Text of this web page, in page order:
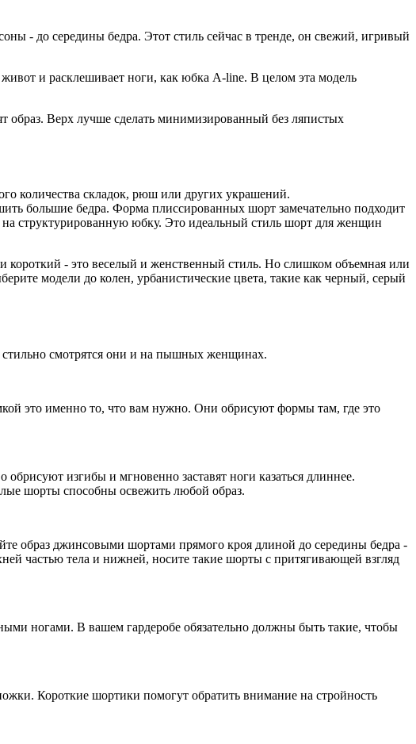
- до середины бедра. Этот стиль сейчас в тренде, он свежий, игривый
и расклешивает ноги, как юбка A-line. В целом эта модель
образ. Верх лучше сделать минимизированный без ляпистых
количества складок, рюш или других украшений.
большие бедра. Форма плиссированных шорт замечательно подходит
структурированную юбку. Это идеальный стиль шорт для женщин
короткий - это веселый и женственный стиль. Но слишком объемная или
модели до колен, урбанистические цвета, такие как черный, серый
стильно смотрятся они и на пышных женщинах.
это именно то, что вам нужно. Они обрисуют формы там, где это
изгибы и мгновенно заставят ноги казаться длиннее.
шорты способны освежить любой образ.
образ джинсовыми шортами прямого кроя длиной до середины бедра -
частью тела и нижней, носите такие шорты с притягивающей взгляд
ногами. В вашем гардеробе обязательно должны быть такие, чтобы
Короткие шортики помогут обратить внимание на стройность